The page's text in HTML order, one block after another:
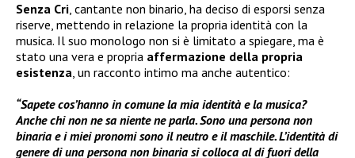
Senza Cri, cantante non binario, ha deciso di esporsi senza
riserve, mettendo in relazione la propria identità con la
musica. Il suo monologo non si è limitato a spiegare, ma è
stato una vera e propria affermazione della propria
esistenza, un racconto intimo ma anche autentico:
“Sapete cos’hanno in comune la mia identità e la musica?
Anche chi non ne sa niente ne parla. Sono una persona non
binaria e i miei pronomi sono il neutro e il maschile. L’identità di
genere di una persona non binaria si colloca al di fuori della